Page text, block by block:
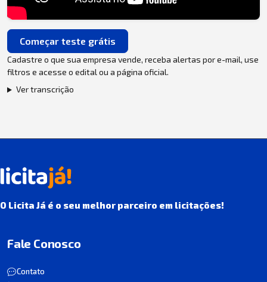
Começar teste grátis
Cadastre o que sua empresa vende, receba alertas por e-mail, use
filtros e acesse o edital ou a página oficial.
Ver transcrição
O Licita Já é o seu melhor parceiro em licitações!
Fale Conosco
Contato